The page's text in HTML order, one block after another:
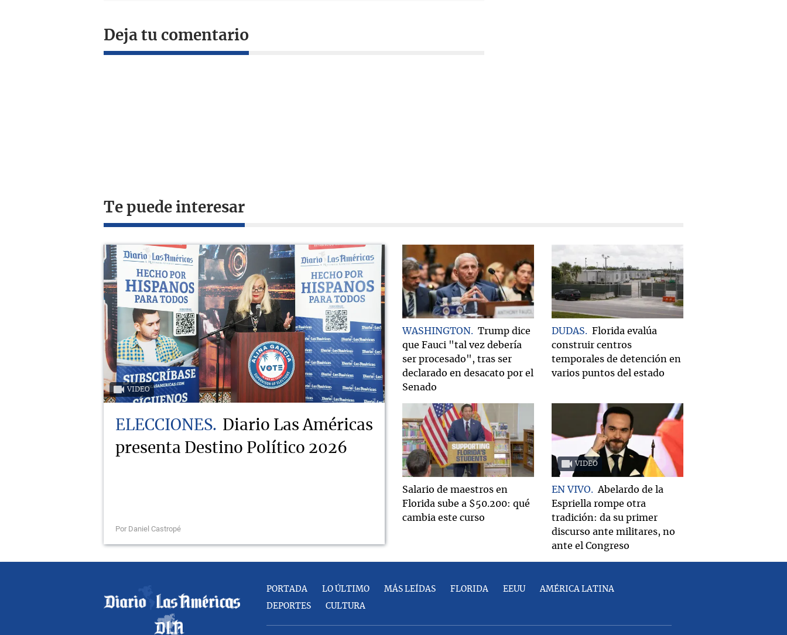
Deja tu comentario
Te puede interesar
VIDEO
ELECCIONES
Diario Las Américas
presenta Destino Político 2026
Por Daniel Castropé
WASHINGTON
Trump dice
que Fauci "tal vez debería
ser procesado", tras ser
declarado en desacato por el
Senado
DUDAS
Florida evalúa
construir centros
temporales de detención en
varios puntos del estado
Salario de maestros en
Florida sube a $50.200: qué
cambia este curso
VIDEO
EN VIVO
Abelardo de la
Espriella rompe otra
tradición: da su primer
discurso ante militares, no
ante el Congreso
PORTADA LO ÚLTIMO MÁS LEÍDAS FLORIDA EEUU AMÉRICA LATINA
DEPORTES CULTURA